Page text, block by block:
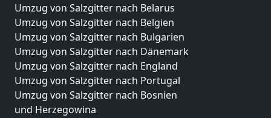
Umzug von Salzgitter nach Belarus
Umzug von Salzgitter nach Belgien
Umzug von Salzgitter nach Bulgarien
Umzug von Salzgitter nach Dänemark
Umzug von Salzgitter nach England
Umzug von Salzgitter nach Portugal
Umzug von Salzgitter nach Bosnien
und Herzegowina